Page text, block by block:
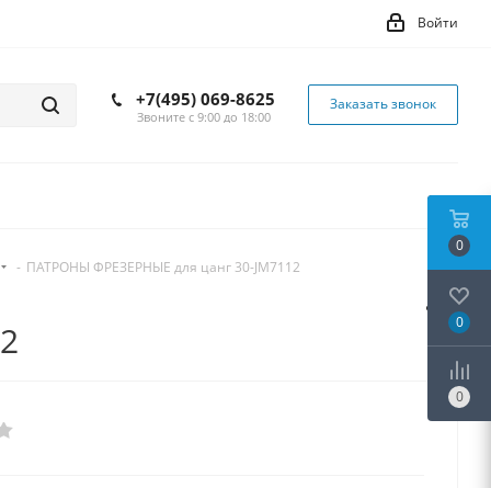
Войти
+7(495) 069-8625
Звоните с 9:00 до 18:00
Заказать звонок
- ПАТРОНЫ ФРЕЗЕРНЫЕ для цанг 30-JM7112
0
0
0